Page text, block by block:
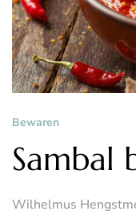
Bewaren
Sambal
Wilhelmus